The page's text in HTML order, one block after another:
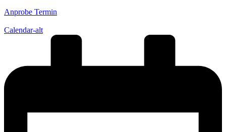
Anprobe Termin
Calendar-alt